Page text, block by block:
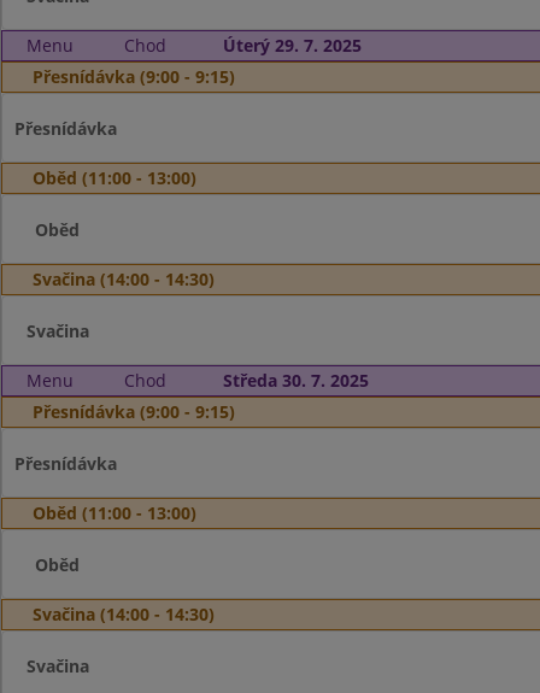
Menu Chod
Úterý 29. 7. 2025
Přesnídávka (9:00 - 9:15)
Přesnídávka
Oběd (11:00 - 13:00)
Oběd
Svačina (14:00 - 14:30)
Svačina
Menu Chod
Středa 30. 7. 2025
Přesnídávka (9:00 - 9:15)
Přesnídávka
Oběd (11:00 - 13:00)
Oběd
Svačina (14:00 - 14:30)
Svačina